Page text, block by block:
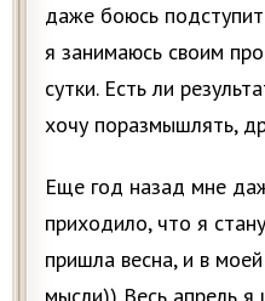
даже боюсь
я занимаюсь своим
сутки. Есть ли
хочу поразмышлять,
Еще год назад мне
приходило, что я
пришла весна, и в